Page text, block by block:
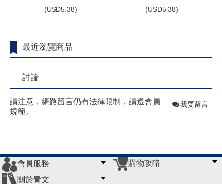
(USD5.38) (USD5.38)
最近瀏覽商品
討論
請注意，網路留言仍有法律限制，請遵會員
規範。
我要留言
會員服務
會員辦法
客服信箱
隱私條款
網站導覽
購物攻略
關於青文